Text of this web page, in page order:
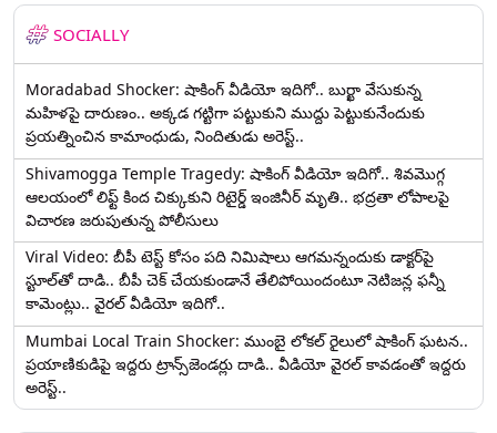
SOCIALLY
Moradabad Shocker: షాకింగ్ వీడియో ఇదిగో.. బుర్ఖా వేసుకున్న
మహిళపై దారుణం.. అక్కడ గట్టిగా పట్టుకుని ముద్దు పెట్టుకునేందుకు
ప్రయత్నించిన కామాంధుడు, నిందితుడు అరెస్ట్..
Shivamogga Temple Tragedy: షాకింగ్ వీడియో ఇదిగో.. శివమొగ్గ
ఆలయంలో లిఫ్ట్ కింద చిక్కుకుని రిటైర్డ్ ఇంజినీర్ మృతి.. భద్రతా లోపాలపై
విచారణ జరుపుతున్న పోలీసులు
Viral Video: బీపీ టెస్ట్‌ కోసం పది నిమిషాలు ఆగమన్నందుకు డాక్టర్‌పై
స్టూల్‌తో దాడి.. బీపీ చెక్ చేయకుండానే తేలిపోయిందంటూ నెటిజన్ల ఫన్నీ
కామెంట్లు.. వైరల్ వీడియో ఇదిగో..
Mumbai Local Train Shocker: ముంబై లోకల్ రైలులో షాకింగ్ ఘటన..
ప్రయాణికుడిపై ఇద్దరు ట్రాన్స్‌జెండర్లు దాడి.. వీడియో వైరల్ కావడంతో ఇద్దరు
అరెస్ట్..